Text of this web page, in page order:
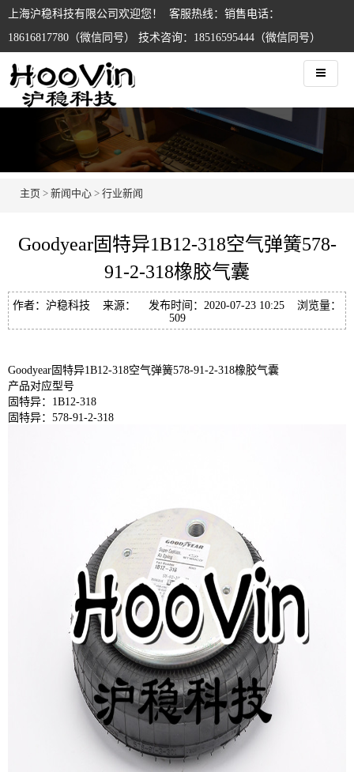
上海沪稳科技有限公司欢迎您！ 客服热线：销售电话：
18616817780（微信同号） 技术咨询：18516595444（微信同号）
主页 > 新闻中心 > 行业新闻
Goodyear固特异1B12-318空气弹簧578-
91-2-318橡胶气囊
作者：沪稳科技 来源： 发布时间：2020-07-23 10:25 浏览量：
509
Goodyear固特异1B12-318空气弹簧578-91-2-318橡胶气囊
产品对应型号
固特异：1B12-318
固特异：578-91-2-318